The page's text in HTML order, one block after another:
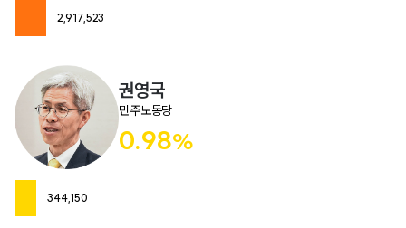
2,917,523
권영국
민주노동당
0.98%
344,150